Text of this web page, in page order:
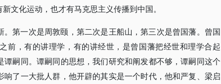
文化运动，也才有马克思主义传播到中国。
第一次是周敦颐，第二次是王船山，第三次是曾国藩。曾国
前，有的讲理学，有的讲经世，是曾国藩把经世和理学合起
嗣同。谭嗣同的思想，我们研究和阐发都不够，谭嗣同这个
了一大批人群，他开辟的其实是一个时代，他和严复、梁启